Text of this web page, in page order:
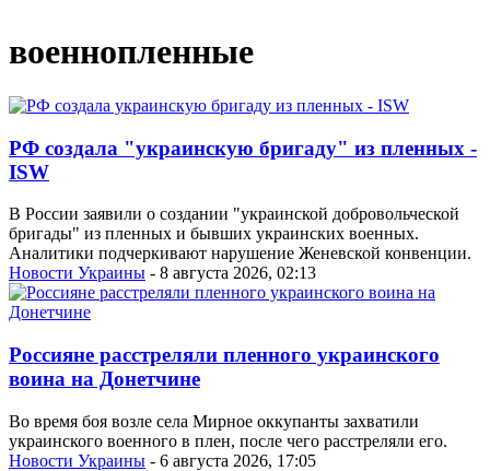
военнопленные
РФ создала "украинскую бригаду" из пленных -
ISW
В России заявили о создании "украинской добровольческой
бригады" из пленных и бывших украинских военных.
Аналитики подчеркивают нарушение Женевской конвенции.
Новости Украины - 8 августа 2026, 02:13
Россияне расстреляли пленного украинского
воина на Донетчине
Во время боя возле села Мирное оккупанты захватили
украинского военного в плен, после чего расстреляли его.
Новости Украины - 6 августа 2026, 17:05